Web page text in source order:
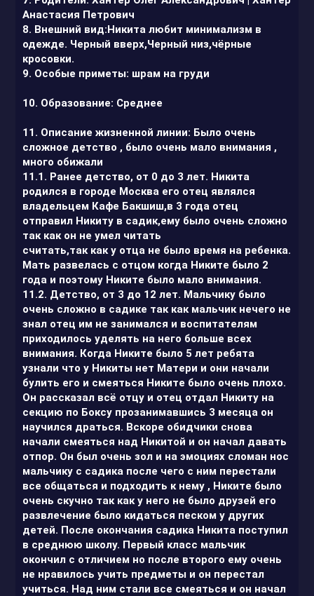
Анастасия Петрович
8. Внешний вид:Никита любит минимализм в
одежде. Черный вверх,Черный низ,чёрные
кросовки.
9. Особые приметы: шрам на груди
10. Образование: Среднее
11. Описание жизненной линии: Было очень
сложное детство , было очень мало внимания ,
много обижали
11.1. Ранее детство, от 0 до 3 лет. Никита
родился в городе Москва его отец являлся
владельцем Кафе Бакшиш,в 3 года отец
отправил Никиту в садик,ему было очень сложно
так как он не умел читать
считать,так как у отца не было время на ребенка.
Мать развелась с отцом когда Никите было 2
года и поэтому Никите было мало внимания.
11.2. Детство, от 3 до 12 лет. Мальчику было
очень сложно в садике так как мальчик нечего не
знал отец им не занимался и воспитателям
приходилось уделять на него больше всех
внимания. Когда Никите было 5 лет ребята
узнали что у Никиты нет Матери и они начали
булить его и смеяться Никите было очень плохо.
Он рассказал всё отцу и отец отдал Никиту на
секцию по Боксу прозанимавшись 3 месяца он
научился драться. Вскоре обидчики снова
начали смеяться над Никитой и он начал давать
отпор. Он был очень зол и на эмоциях сломан нос
мальчику с садика после чего с ним перестали
все общаться и подходить к нему , Никите было
очень скучно так как у него не было друзей его
развлечение было кидаться песком у других
детей. После окончания садика Никита поступил
в среднюю школу. Первый класс мальчик
окончил с отличием но после второго ему очень
не нравилось учить предметы и он перестал
учиться. Над ним стали все смеяться и он начал